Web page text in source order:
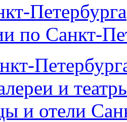
Петербурга
по Санкт-
и
и отели